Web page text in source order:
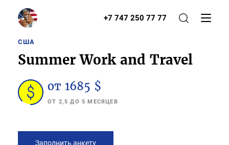
+7 747 250 77 77
США
Summer Work and Travel
от 1685 $
ОТ 2,5 ДО 5 МЕСЯЦЕВ
Заполнить анкету